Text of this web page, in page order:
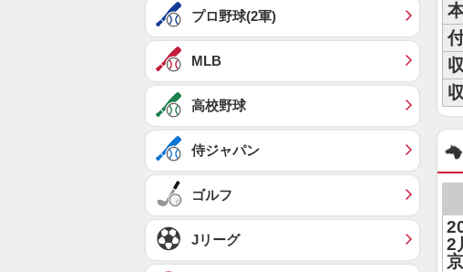
2
プロ野球(2軍)
MLB
高校野球
侍ジャパン
ゴルフ
Jリーグ